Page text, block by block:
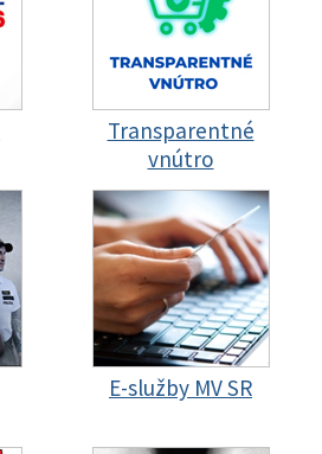
Transparentné
vnútro
E-služby MV SR